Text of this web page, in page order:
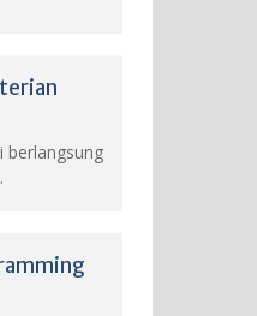
berlangsung